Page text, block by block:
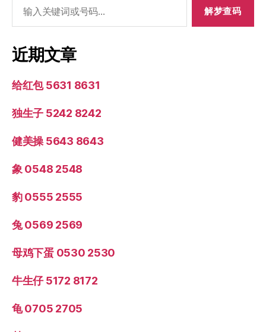
索：
近期文章
给红包 5631 8631
独生子 5242 8242
健美操 5643 8643
象 0548 2548
豹 0555 2555
兔 0569 2569
母鸡下蛋 0530 2530
牛生仔 5172 8172
龟 0705 2705